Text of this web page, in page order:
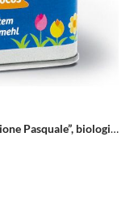
Biscotti Ayurveda Arancia & Cocco “Edizione Pasquale”, biologici